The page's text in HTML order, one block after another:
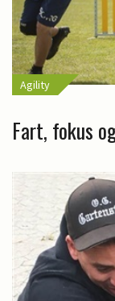
Agility
Fart, fokus